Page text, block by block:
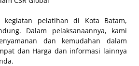
kegiatan pelatihan di Kota Batam,
Dalam pelaksanaannya, kami
dan kemudahan dalam
dan Harga dan informasi lainnya